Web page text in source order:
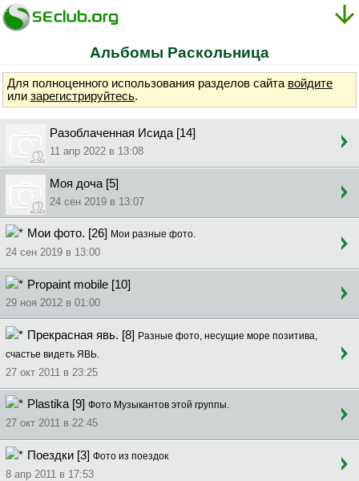
Альбомы Раскольница
Для полноценного использования разделов сайта войдите
или зарегистрируйтесь.
Разоблаченная Исида [14]
11 апр 2022 в 13:08
Моя доча [5]
24 сен 2019 в 13:07
Мои фото. [26] Мои разные фото.
24 сен 2019 в 13:00
Propaint mobile [10]
29 ноя 2012 в 01:00
Прекрасная явь. [8] Разные фото, несущие море позитива,
счастье видеть ЯВЬ.
27 окт 2011 в 23:25
Plastika [9] Фото Музыкантов этой группы.
27 окт 2011 в 22:45
Поездки [3] Фото из поездок
8 апр 2011 в 17:53